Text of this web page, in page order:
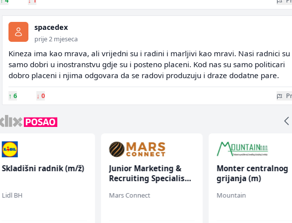
spacedex
prije 2 mjeseca
Kineza ima kao mrava, ali vrijedni su i radini i marljivi kao mravi. Nasi radnici su
samo dobri u inostranstvu gdje su i posteno placeni. Kod nas su samo politicari
dobro placeni i njima odgovara da se radovi produzuju i draze dodatne pare.
↑ 6 ↓ 0
Skladišni radnik (m/ž)
Lidl BH
Junior Marketing &
Recruiting Specialist
Mars Connect
Monter centralnog
grijanja (m)
Mountain